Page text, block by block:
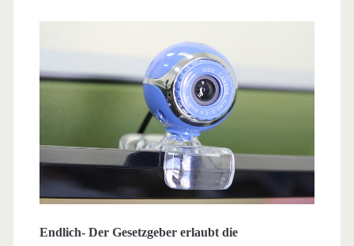
Endlich- Der Gesetzgeber erlaubt die